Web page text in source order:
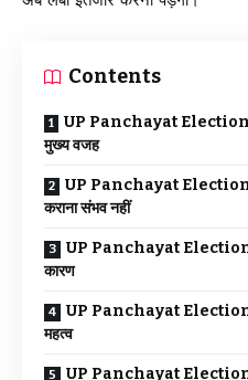
Contents
UP Panchayat Elections
मुख्य वजह
UP Panchayat
कराना संभव नहीं
UP Panchayat Elections
कारण
UP Panchayat Elections
महत्व
UP Panchayat Elections